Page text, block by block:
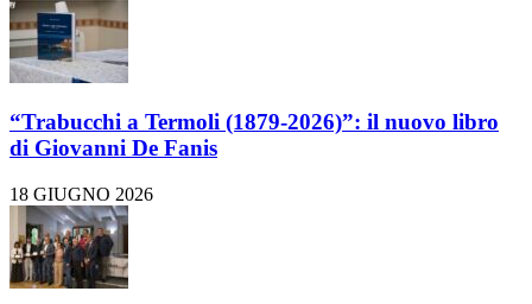
“Trabucchi a Termoli (1879-2026)”: il nuovo libro
di Giovanni De Fanis
18 GIUGNO 2026